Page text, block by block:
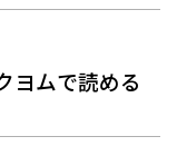
ムで読める